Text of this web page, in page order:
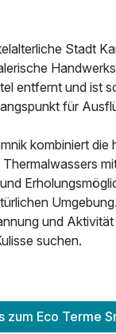
Stadt
entfernt und ist
für
kombiniert die
und Aktivität
suchen.
zum Eco Terme